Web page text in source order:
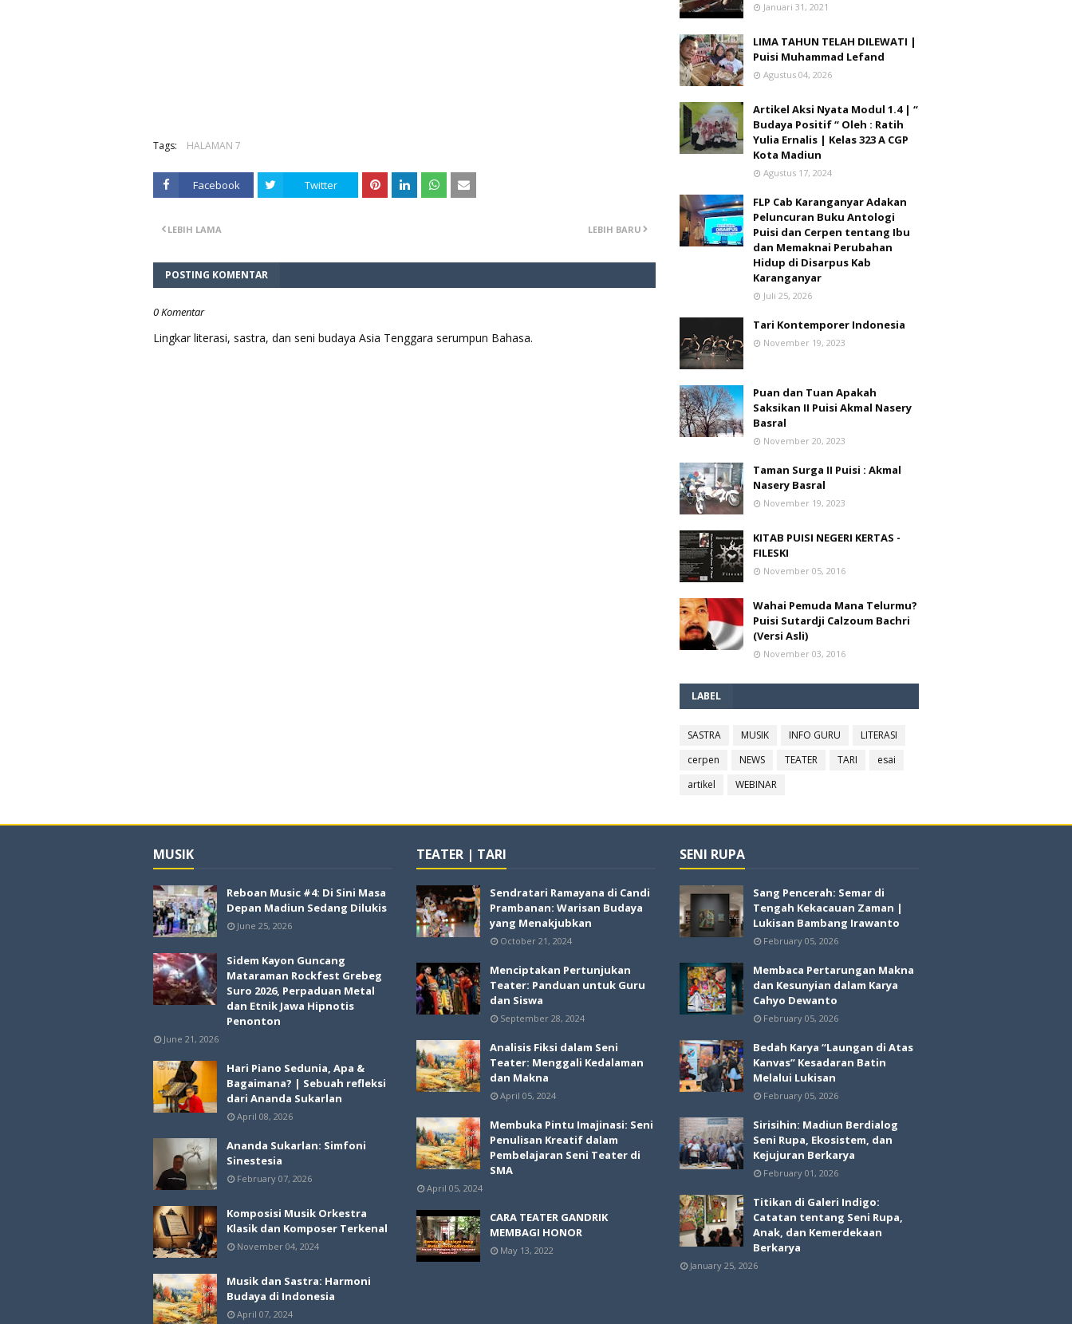
Tags: HALAMAN 7
Facebook Twitter
LEBIH BARU
LEBIH LAMA
POSTING KOMENTAR
0 Komentar
Lingkar literasi, sastra, dan seni budaya Asia Tenggara serumpun Bahasa.
Januari 31, 2021
LIMA TAHUN TELAH DILEWATI |
Puisi Muhammad Lefand
Agustus 04, 2026
Artikel Aksi Nyata Modul 1.4 | “
Budaya Positif “ Oleh : Ratih
Yulia Ernalis | Kelas 323 A CGP
Kota Madiun
Agustus 17, 2024
FLP Cab Karanganyar Adakan
Peluncuran Buku Antologi
Puisi dan Cerpen tentang Ibu
dan Memaknai Perubahan
Hidup di Disarpus Kab
Karanganyar
Juli 25, 2026
Tari Kontemporer Indonesia
November 19, 2023
Puan dan Tuan Apakah
Saksikan II Puisi Akmal Nasery
Basral
November 20, 2023
Taman Surga II Puisi : Akmal
Nasery Basral
November 19, 2023
KITAB PUISI NEGERI KERTAS -
FILESKI
November 05, 2016
Wahai Pemuda Mana Telurmu?
Puisi Sutardji Calzoum Bachri
(Versi Asli)
November 03, 2016
LABEL
SASTRA MUSIK INFO GURU
LITERASI
cerpen
NEWS TEATER TARI
esai
artikel
WEBINAR
MUSIK
Reboan Music #4: Di Sini Masa
Depan Madiun Sedang Dilukis
June 25, 2026
Sidem Kayon Guncang
Mataraman Rockfest Grebeg
Suro 2026, Perpaduan Metal
dan Etnik Jawa Hipnotis
Penonton
June 21, 2026
Hari Piano Sedunia, Apa &
Bagaimana? | Sebuah refleksi
dari Ananda Sukarlan
April 08, 2026
Ananda Sukarlan: Simfoni
Sinestesia
February 07, 2026
Komposisi Musik Orkestra
Klasik dan Komposer Terkenal
November 04, 2024
Musik dan Sastra: Harmoni
Budaya di Indonesia
April 07, 2024
TEATER | TARI
Sendratari Ramayana di Candi
Prambanan: Warisan Budaya
yang Menakjubkan
October 21, 2024
Menciptakan Pertunjukan
Teater: Panduan untuk Guru
dan Siswa
September 28, 2024
Analisis Fiksi dalam Seni
Teater: Menggali Kedalaman
dan Makna
April 05, 2024
Membuka Pintu Imajinasi: Seni
Penulisan Kreatif dalam
Pembelajaran Seni Teater di
SMA
April 05, 2024
CARA TEATER GANDRIK
MEMBAGI HONOR
May 13, 2022
SENI RUPA
Sang Pencerah: Semar di
Tengah Kekacauan Zaman |
Lukisan Bambang Irawanto
February 05, 2026
Membaca Pertarungan Makna
dan Kesunyian dalam Karya
Cahyo Dewanto
February 05, 2026
Bedah Karya “Laungan di Atas
Kanvas” Kesadaran Batin
Melalui Lukisan
February 05, 2026
Sirisihin: Madiun Berdialog
Seni Rupa, Ekosistem, dan
Kejujuran Berkarya
February 01, 2026
Titikan di Galeri Indigo:
Catatan tentang Seni Rupa,
Anak, dan Kemerdekaan
Berkarya
January 25, 2026